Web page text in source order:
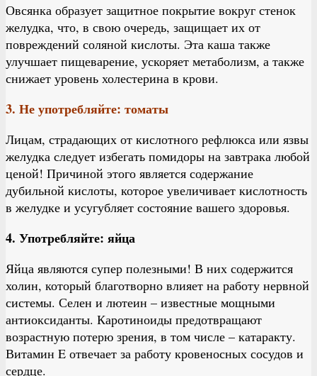
Овсянка образует защитное покрытие вокруг стенок
желудка, что, в свою очередь, защищает их от
повреждений соляной кислоты. Эта каша также
улучшает пищеварение, ускоряет метаболизм, а также
снижает уровень холестерина в крови.
3. Не употребляйте: томаты
Лицам, страдающих от кислотного рефлюкса или язвы
желудка следует избегать помидоры на завтрака любой
ценой! Причиной этого является содержание
дубильной кислоты, которое увеличивает кислотность
в желудке и усугубляет состояние вашего здоровья.
4. Употребляйте: яйца
Яйца являются супер полезными! В них содержится
холин, который благотворно влияет на работу нервной
системы. Селен и лютеин – известные мощными
антиоксиданты. Каротиноиды предотвращают
возрастную потерю зрения, в том числе – катаракту.
Витамин E отвечает за работу кровеносных сосудов и
сердце.